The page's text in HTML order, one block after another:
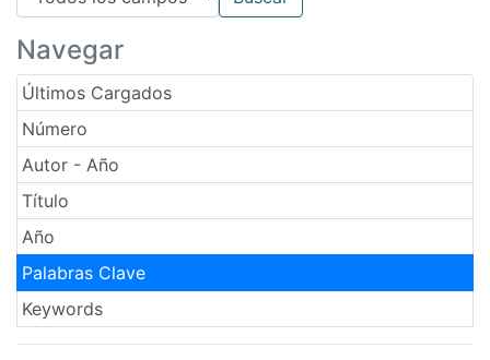
Navegar
Últimos Cargados
Número
Autor - Año
Título
Año
Palabras Clave
Keywords